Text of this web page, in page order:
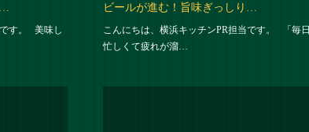
…
す。 美味し
ビールが進む！旨味ぎっしり…
こんにちは、横浜キッチンPR担当です。 「毎日
忙しくて疲れが溜…